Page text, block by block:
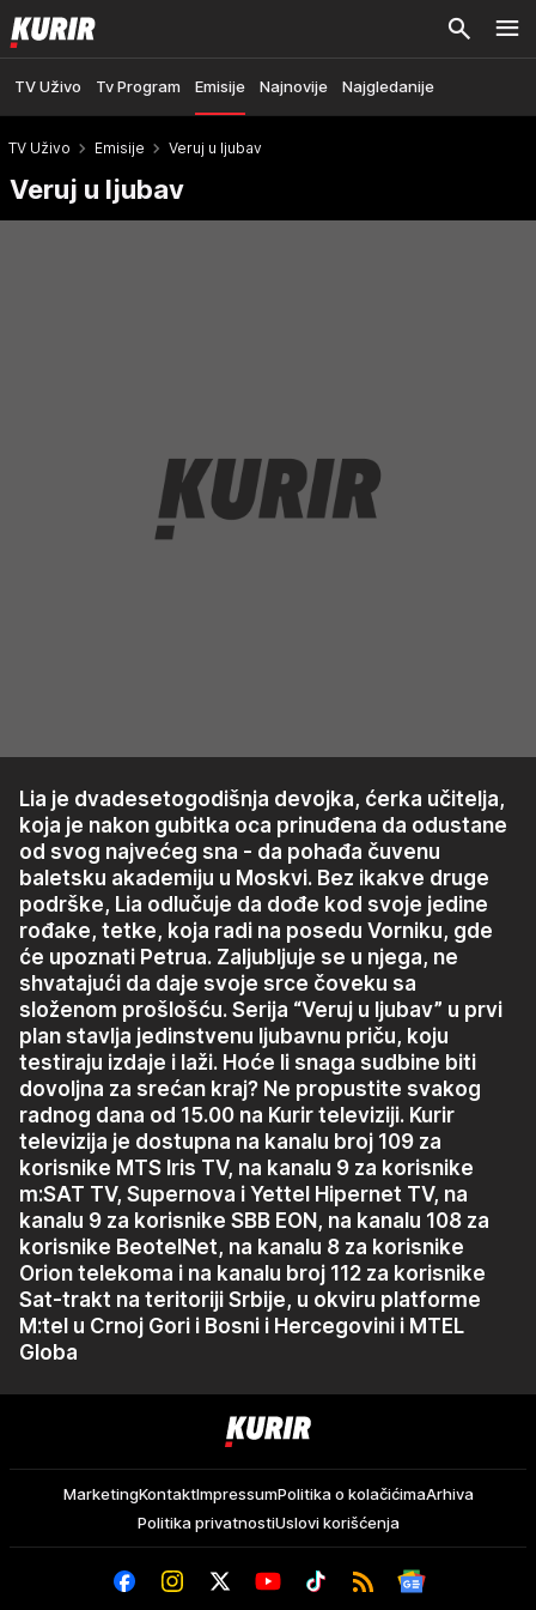
TV Uživo Tv Program Emisije Najnovije Najgledanije
TV Uživo Emisije Veruj u ljubav
Veruj u ljubav
Lia je dvadesetogodišnja devojka, ćerka učitelja,
koja je nakon gubitka oca prinuđena da odustane
od svog najvećeg sna - da pohađa čuvenu
baletsku akademiju u Moskvi. Bez ikakve druge
podrške, Lia odlučuje da dođe kod svoje jedine
rođake, tetke, koja radi na posedu Vorniku, gde
će upoznati Petrua. Zaljubljuje se u njega, ne
shvatajući da daje svoje srce čoveku sa
složenom prošlošću. Serija “Veruj u ljubav” u prvi
plan stavlja jedinstvenu ljubavnu priču, koju
testiraju izdaje i laži. Hoće li snaga sudbine biti
dovoljna za srećan kraj? Ne propustite svakog
radnog dana od 15.00 na Kurir televiziji. Kurir
televizija je dostupna na kanalu broj 109 za
korisnike MTS Iris TV, na kanalu 9 za korisnike
m:SAT TV, Supernova i Yettel Hipernet TV, na
kanalu 9 za korisnike SBB EON, na kanalu 108 za
korisnike BeotelNet, na kanalu 8 za korisnike
Orion telekoma i na kanalu broj 112 za korisnike
Sat-trakt na teritoriji Srbije, u okviru platforme
M:tel u Crnoj Gori i Bosni i Hercegovini i MTEL
Globa
Kurir
MarketingKontaktImpressumPolitika o kolačićimaArhiva
Politika privatnostiUslovi korišćenja